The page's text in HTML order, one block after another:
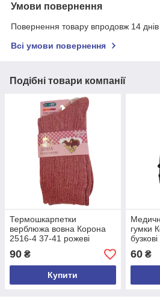
Умови повернення
Повернення товару впродовж 14
Всі умови повернення
Подібні товари компанії
Термошкарпетки
верблюжа вовна Корона
2516-4 37-41 рожеві
90 ₴
Купити
гумки
бузкові
60₴